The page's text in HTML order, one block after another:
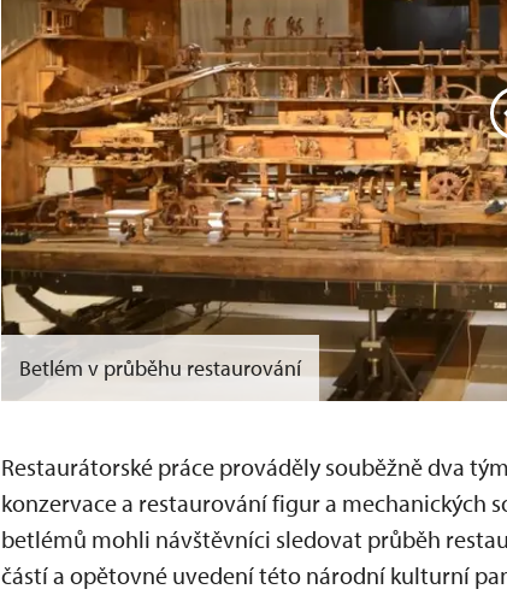
Betlém v průběhu restaurování
Restaurátorské práce prováděly souběžně dva
konzervace a restaurování figur a mechanických
betlémů mohli návštěvníci sledovat průběh
částí a opětovné uvedení této národní kulturní